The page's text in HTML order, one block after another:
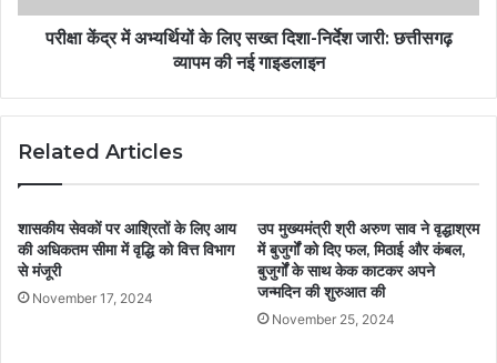
परीक्षा केंद्र में अभ्यर्थियों के लिए सख्त दिशा-निर्देश जारी: छत्तीसगढ़
व्यापम की नई गाइडलाइन
Related Articles
शासकीय सेवकों पर आश्रितों के लिए आय
की अधिकतम सीमा में वृद्धि को वित्त विभाग
से मंजूरी
November 17, 2024
उप मुख्यमंत्री श्री अरुण साव ने वृद्धाश्रम
में बुजुर्गों को दिए फल, मिठाई और कंबल,
बुजुर्गों के साथ केक काटकर अपने
जन्मदिन की शुरुआत की
November 25, 2024